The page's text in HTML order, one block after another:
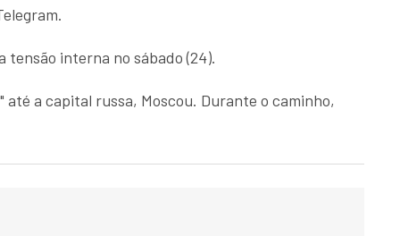
tensão interna no sábado (24).
a capital russa, Moscou. Durante o caminho,